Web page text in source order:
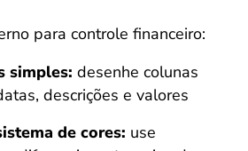
para controle financeiro:
simples: desenhe colunas
descrições e valores
de cores: use